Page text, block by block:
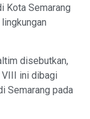
Kota Semarang
disebutkan,
VIII ini dibagi
Semarang pada